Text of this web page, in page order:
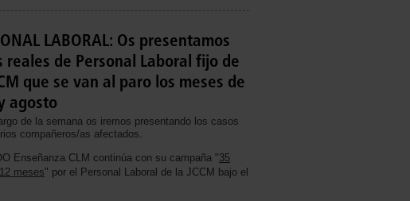
LABORAL: Os presentamos
reales de Personal Laboral fijo de
que se van al paro los meses de
agosto
de la semana os iremos presentando los casos
compañeros/as afectados.
Enseñanza CLM continúa con su campaña "35
meses" por el Personal Laboral de la JCCM bajo el